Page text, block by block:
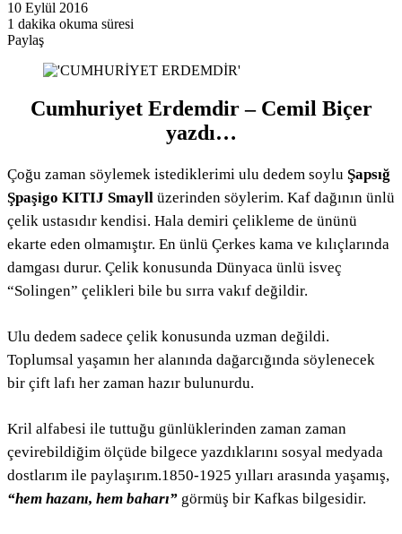
10 Eylül 2016
1 dakika okuma süresi
Paylaş
paylaşCumhuriyet Erdemdir – Cemil Biçer
yazdı…
Çoğu zaman söylemek istediklerimi ulu dedem soylu Şapsığ
Şpaşigo KITIJ Smayll üzerinden söylerim. Kaf dağının ünlü
çelik ustasıdır kendisi. Hala demiri çelikleme de ününü
ekarte eden olmamıştır. En ünlü Çerkes kama ve kılıçlarında
damgası durur. Çelik konusunda Dünyaca ünlü isveç
“Solingen” çelikleri bile bu sırra vakıf değildir.
Ulu dedem sadece çelik konusunda uzman değildi.
Toplumsal yaşamın her alanında dağarcığında söylenecek
bir çift lafı her zaman hazır bulunurdu.
Kril alfabesi ile tuttuğu günlüklerinden zaman zaman
çevirebildiğim ölçüde bilgece yazdıklarını sosyal medyada
dostlarım ile paylaşırım.1850-1925 yılları arasında yaşamış,
“hem hazanı, hem baharı” görmüş bir Kafkas bilgesidir.